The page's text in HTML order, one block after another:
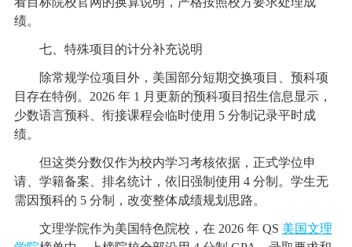
绩。
七、特殊项目的计分补充说明
除常规学位项目外，美国部分短期交换项目、预科项
目存在特例。2026 年 1 月更新的预科项目招生信息显示，
少数语言预科、衔接课程会临时使用 5 分制记录平时成
绩。
但这类分数仅作为校内学习考核依据，正式学位申
请、学籍备案、排名统计，依旧强制使用 4 分制。学生无
需因预科的 5 分制，改变整体成绩规划思路。
文理学院作为美国特色院校，在 2026 年 QS 美国文理